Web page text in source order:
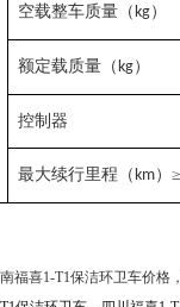
空载整车质量 （kg）
额定载质量 （kg）
控制器
最大续行里程（km） ≥
福喜1-T1保洁环卫车价